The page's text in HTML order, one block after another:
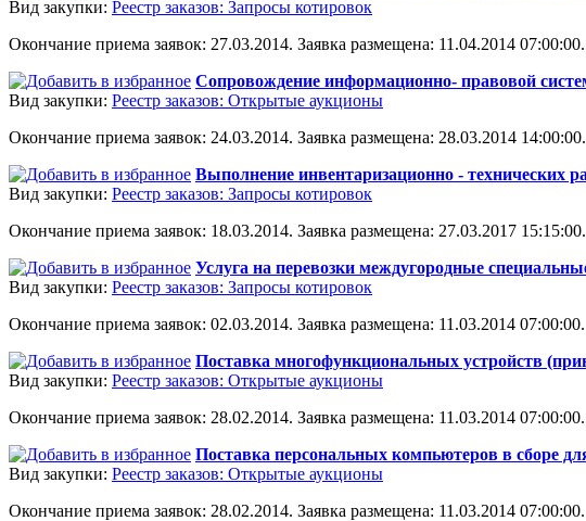
Вид закупки: Реестр заказов: Запросы котировок
Окончание приема заявок: 27.03.2014. Заявка размещена: 11.04.2014 07:00:00.
Сопровождение информационно- правовой
Вид закупки: Реестр заказов: Открытые аукционы
Окончание приема заявок: 24.03.2014. Заявка размещена: 28.03.2014 14:00:00.
Выполнение инвентаризационно - технических
Вид закупки: Реестр заказов: Запросы котировок
Окончание приема заявок: 18.03.2014. Заявка размещена: 27.03.2017 15:15:00.
Услуга на перевозки междугородные
Вид закупки: Реестр заказов: Запросы котировок
Окончание приема заявок: 02.03.2014. Заявка размещена: 11.03.2014 07:00:00.
Поставка многофункциональных устройств
Вид закупки: Реестр заказов: Открытые аукционы
Окончание приема заявок: 28.02.2014. Заявка размещена: 11.03.2014 07:00:00.
Поставка персональных компьютеров в сборе
Вид закупки: Реестр заказов: Открытые аукционы
Окончание приема заявок: 28.02.2014. Заявка размещена: 11.03.2014 07:00:00.